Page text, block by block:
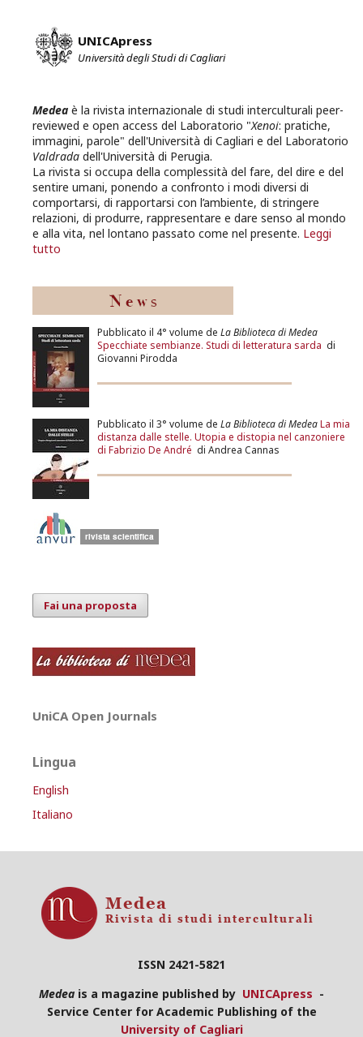
UNICApress
Università degli Studi di Cagliari
Medea è la rivista internazionale di studi interculturali peer-
reviewed e open access del Laboratorio "Xenoi: pratiche,
immagini, parole" dell'Università di Cagliari e del Laboratorio
Valdrada dell'Università di Perugia.
La rivista si occupa della complessità del fare, del dire e del
sentire umani, ponendo a confronto i modi diversi di
comportarsi, di rapportarsi con l’ambiente, di stringere
relazioni, di produrre, rappresentare e dare senso al mondo
e alla vita, nel lontano passato come nel presente. Leggi
tutto
Pubblicato il 4° volume de La Biblioteca di Medea
Specchiate sembianze. Studi di letteratura sarda di
Giovanni Pirodda
Pubblicato il 3° volume de La Biblioteca di MedeaLa mia
distanza dalle stelle. Utopia e distopia nel canzoniere
di Fabrizio De André di Andrea Cannas
Fai una proposta
UniCA Open Journals
Lingua
English
Italiano
ISSN 2421-5821
Medea is a magazine published by UNICApress -
Service Center for Academic Publishing of the
University of Cagliari